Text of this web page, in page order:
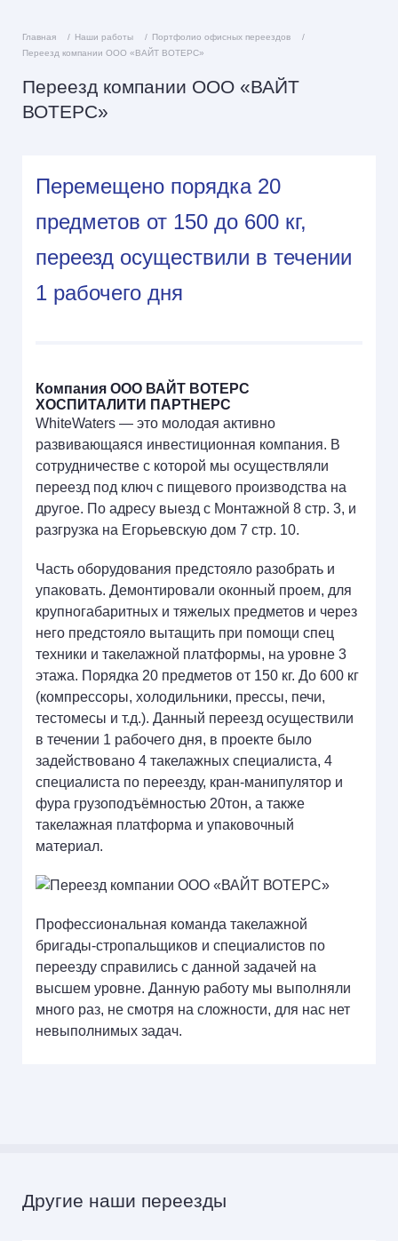
Главная Наши работы
Портфолио офисных переездов
Переезд компании ООО «ВАЙТ ВОТЕРС»
Переезд компании ООО «ВАЙТ
ВОТЕРС»
Перемещено порядка 20
предметов от 150 до 600 кг,
переезд осуществили в течении
1 рабочего дня
Компания ООО ВАЙТ ВОТЕРС
ХОСПИТАЛИТИ ПАРТНЕРС
WhiteWaters — это молодая активно
развивающаяся инвестиционная компания. В
сотрудничестве с которой мы осуществляли
переезд под ключ с пищевого производства на
другое. По адресу выезд с Монтажной 8 стр. 3, и
разгрузка на Егорьевскую дом 7 стр. 10.
Часть оборудования предстояло разобрать и
упаковать. Демонтировали оконный проем, для
крупногабаритных и тяжелых предметов и через
него предстояло вытащить при помощи спец
техники и такелажной платформы, на уровне 3
этажа. Порядка 20 предметов от 150 кг. До 600 кг
(компрессоры, холодильники, прессы, печи,
тестомесы и т.д.). Данный переезд осуществили
в течении 1 рабочего дня, в проекте было
задействовано 4 такелажных специалиста, 4
специалиста по переезду, кран-манипулятор и
фура грузоподъёмностью 20тон, а также
такелажная платформа и упаковочный
материал.
Профессиональная команда такелажной
бригады-стропальщиков и специалистов по
переезду справились с данной задачей на
высшем уровне. Данную работу мы выполняли
много раз, не смотря на сложности, для нас нет
невыполнимых задач.
Другие наши переезды